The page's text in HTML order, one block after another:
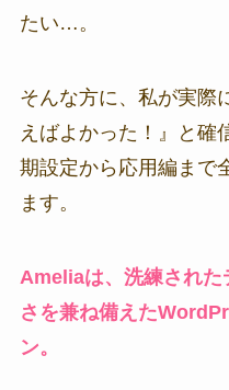
たい…。
そんな方に、私が実際
えばよかった！』と確
期設定から応用編まで
ます。
Ameliaは、洗練された
さを兼ね備えた
ン。